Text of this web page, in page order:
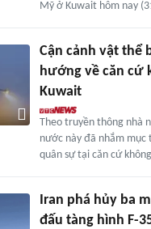
Mỹ ở Kuwait hôm nay
Cận cảnh vật thể
hướng về căn cứ
Kuwait
Theo truyền thông nhà
nước này đã nhắm mục
quân sự tại căn cứ
Iran phá hủy ba
đấu tàng hình F-